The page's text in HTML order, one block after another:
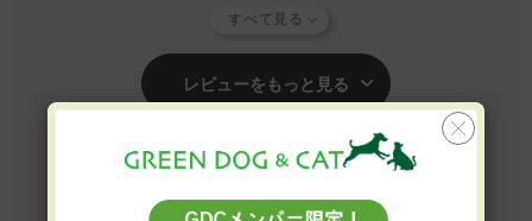
も皮膚の赤みは変わらず痒がりました。最近流行りの『グレ
インフリー』のフードも与えてみましたがアウト!!そこで、こ
のフードの問い合わせをしましたところ、良いアドバイスを
いただき、まず一袋を購入して様子を見ています。与えだし
て3～4日後の皮膚の状態は少しではありますが赤みが薄くな
っています。痒がりも収まってきたかな?決してお安いフード
レビューをもっと見る
37-42 / 全72件